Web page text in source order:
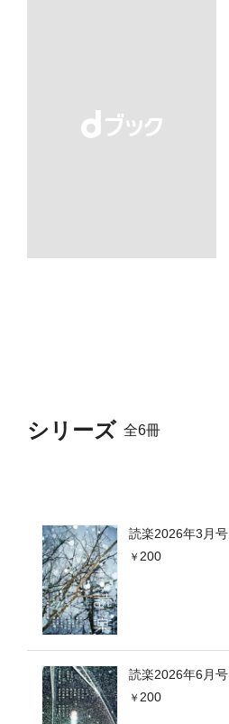
シリーズ 全6冊
読楽2026年3月号
200
読楽2026年6月号
200